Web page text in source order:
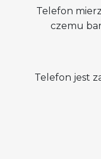
Telefon
czemu
Telefon jest